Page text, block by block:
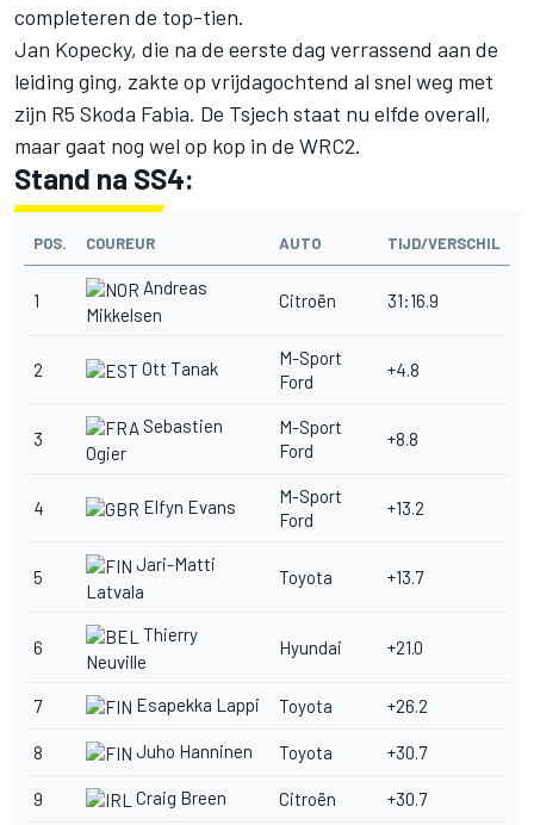
completeren de top-tien.
Jan Kopecky, die na de eerste dag verrassend aan de
leiding ging, zakte op vrijdagochtend al snel weg met
zijn R5 Skoda Fabia. De Tsjech staat nu elfde overall,
maar gaat nog wel op kop in de WRC2.
Stand na SS4:
POS. COUREUR AUTO TIJD/VERSCHIL
1
Andreas
Mikkelsen
Citroën 31:16.9
2 Ott Tanak
M-Sport
Ford
+4.8
3
Sebastien
Ogier
M-Sport
Ford
+8.8
4 Elfyn Evans
M-Sport
Ford
+13.2
5
Jari-Matti
Latvala
Toyota +13.7
6
Thierry
Neuville
Hyundai +21.0
7 Esapekka Lappi Toyota +26.2
8 Juho Hanninen Toyota +30.7
9 Craig Breen Citroën +30.7